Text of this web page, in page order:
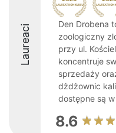
Laureaci
Den Drobena
zoologiczny
przy ul.
koncentruje
sprzedaży
dżdżownic
dostępne są
8.6